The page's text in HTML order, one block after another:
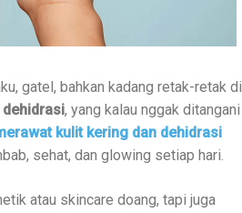
gatel, bahkan kadang retak-retak di
, yang kalau nggak ditangani
kulit kering dan dehidrasi
sehat, dan glowing setiap hari.
atau skincare doang, tapi juga